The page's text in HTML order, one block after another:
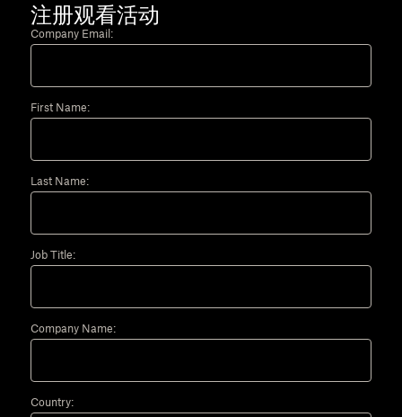
注册观看活动
Company Email:
First Name:
Last Name:
Job Title:
Company Name:
Country: